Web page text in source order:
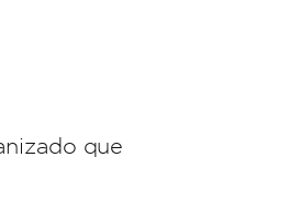
que